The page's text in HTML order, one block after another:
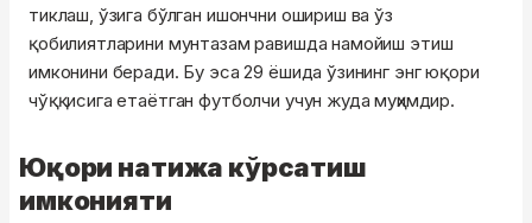
тиклаш, ўзига бўлган ишончни ошириш ва ўз
қобилиятларини мунтазам равишда намойиш этиш
имконини беради. Бу эса 29 ёшида ўзининг энг юқори
чўққисига етаётган футболчи учун жуда муҳимдир.
Юқори натижа кўрсатиш
имконияти